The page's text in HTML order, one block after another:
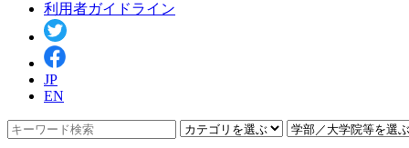
利用者ガイドライン
JP
EN